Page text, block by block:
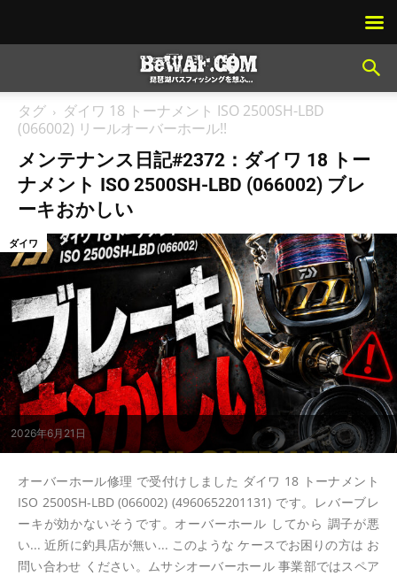
タグ
ダイワ 18 トーナメント ISO 2500SH-LBD
(066002) リールオーバーホール!!
メンテナンス日記#2372：ダイワ 18 トー
ナメント ISO 2500SH-LBD (066002) ブレ
ーキおかしい
2026年6月21日
ダイワ
オーバーホール修理 で受付けしました ダイワ 18 トーナメント
ISO 2500SH-LBD (066002) (4960652201131) です。レバーブレ
ーキが効かないそうです。オーバーホール してから 調子が悪
い... 近所に釣具店が無い... このような ケースでお困りの方は お
問い合わせ ください。ムサシオーバーホール 事業部ではスペア